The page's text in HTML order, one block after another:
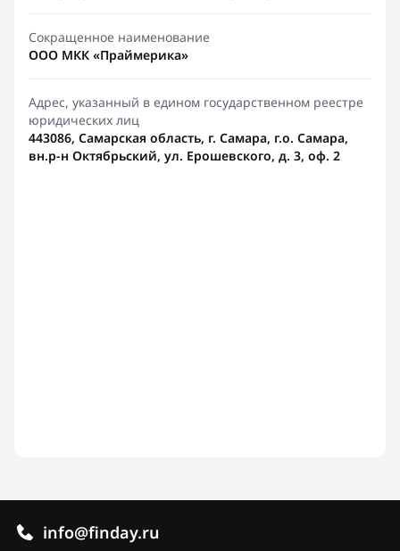
Сокращенное наименование
ООО МКК «Праймерика»
Адрес, указанный в едином государственном реестре
юридических лиц
443086, Самарская область, г. Самара, г.о. Самара,
вн.р-н Октябрьский, ул. Ерошевского, д. 3, оф. 2
info@finday.ru